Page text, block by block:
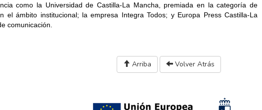
como la Universidad de Castilla-La Mancha, premiada en la categoría de
el ámbito institucional; la empresa Integra Todos; y Europa Press Castilla-La
comunicación.
Arriba Volver Atrás